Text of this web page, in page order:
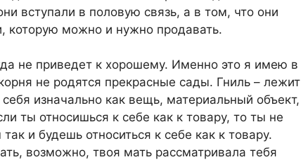
вступали в половую связь, а в том, что они
которую можно и нужно продавать.
не приведет к хорошему. Именно это я имею в
не родятся прекрасные сады. Гниль – лежит
изначально как вещь, материальный объект,
ты относишься к себе как к товару, то ты не
и будешь относиться к себе как к товару.
возможно, твоя мать рассматривала тебя